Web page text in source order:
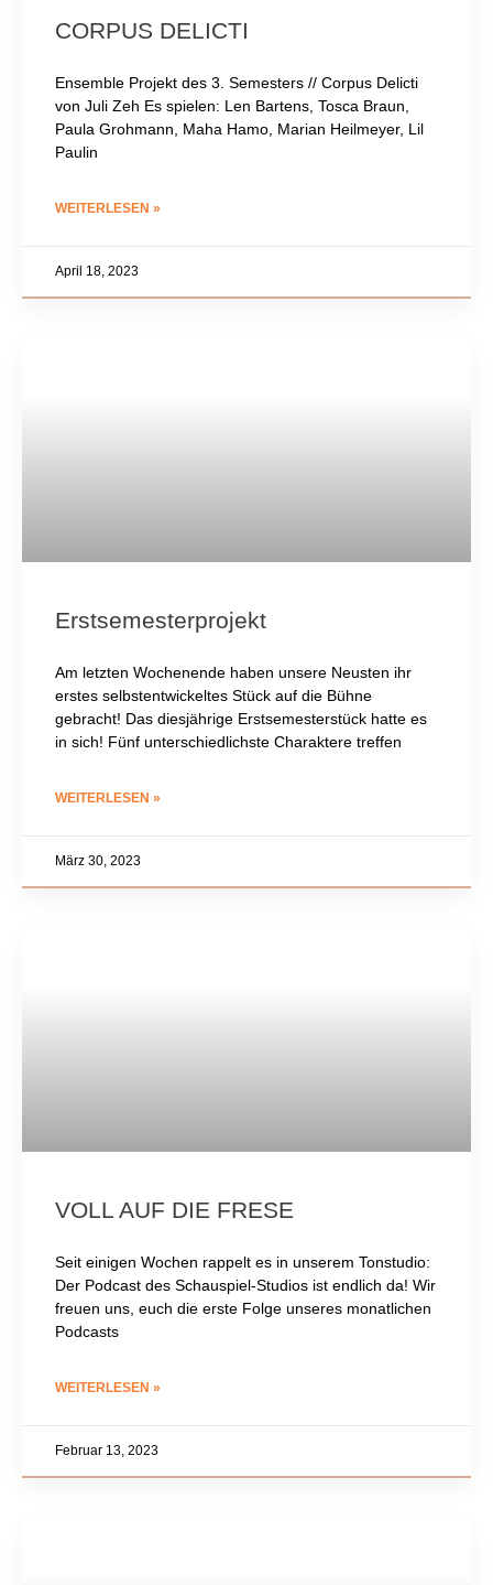
CORPUS DELICTI
Ensemble Projekt des 3. Semesters // Corpus Delicti
von Juli Zeh Es spielen: Len Bartens, Tosca Braun,
Paula Grohmann, Maha Hamo, Marian Heilmeyer, Lil
Paulin
WEITERLESEN »
April 18, 2023
Erstsemesterprojekt
Am letzten Wochenende haben unsere Neusten ihr
erstes selbstentwickeltes Stück auf die Bühne
gebracht! Das diesjährige Erstsemesterstück hatte es
in sich! Fünf unterschiedlichste Charaktere treffen
WEITERLESEN »
März 30, 2023
VOLL AUF DIE FRESE
Seit einigen Wochen rappelt es in unserem Tonstudio:
Der Podcast des Schauspiel-Studios ist endlich da! Wir
freuen uns, euch die erste Folge unseres monatlichen
Podcasts
WEITERLESEN »
Februar 13, 2023